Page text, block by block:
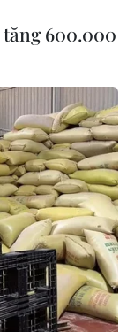
600.000